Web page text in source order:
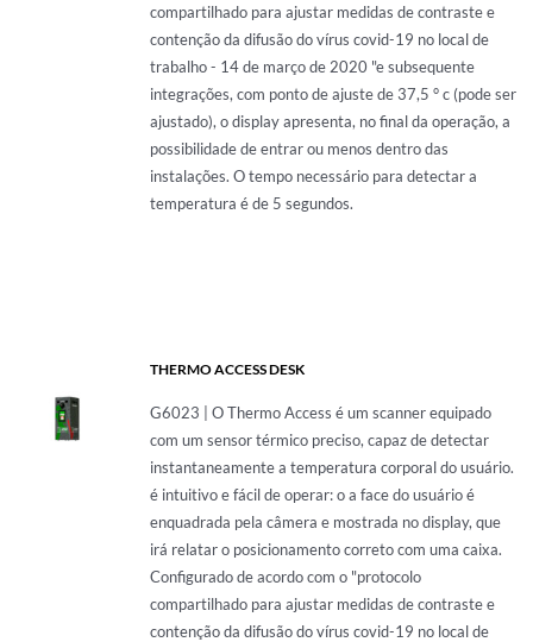
compartilhado para ajustar medidas de contraste e
contenção da difusão do vírus covid-19 no local de
trabalho - 14 de março de 2020 "e subsequente
integrações, com ponto de ajuste de 37,5 ° c (pode ser
ajustado), o display apresenta, no final da operação, a
possibilidade de entrar ou menos dentro das
instalações. O tempo necessário para detectar a
temperatura é de 5 segundos.
THERMO ACCESS DESK
G6023 | O Thermo Access é um scanner equipado
com um sensor térmico preciso, capaz de detectar
instantaneamente a temperatura corporal do usuário.
é intuitivo e fácil de operar: o a face do usuário é
enquadrada pela câmera e mostrada no display, que
irá relatar o posicionamento correto com uma caixa.
Configurado de acordo com o "protocolo
compartilhado para ajustar medidas de contraste e
contenção da difusão do vírus covid-19 no local de